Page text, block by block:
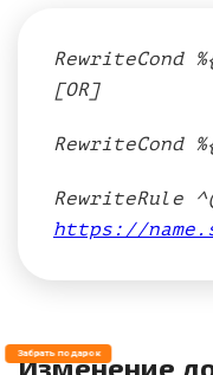
RewriteCond
[OR]
RewriteCond
RewriteRule
https://
Изменение
Забрать подарок